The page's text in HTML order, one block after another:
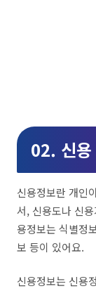
02. 신용
신용정보란 개인
서, 신용도나 신
용정보는 식별정
보 등이 있어요.
신용정보는 신용